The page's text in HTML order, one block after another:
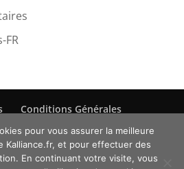
FR
Conditions Générales
Confidentialité
pour vous assurer la meilleure
Kalliance.fr, et pour effectuer des
En continuant votre visite, vous